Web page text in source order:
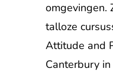
omgevingen.
talloze
Attitude and
Canterbury